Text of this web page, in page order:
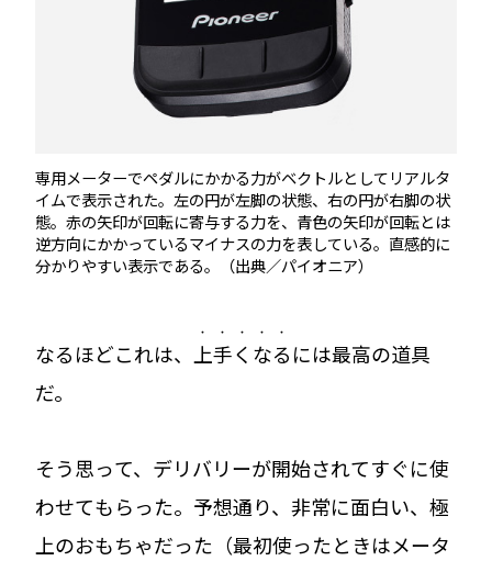
専用メーターでペダルにかかる力がベクトルとしてリアルタ
イムで表示された。左の円が左脚の状態、右の円が右脚の状
態。赤の矢印が回転に寄与する力を、青色の矢印が回転とは
逆方向にかかっているマイナスの力を表している。直感的に
分かりやすい表示である。（出典／パイオニア）
なるほどこれは、 上手くなる
・・・・・
には最高の道具
だ。
そう思って、デリバリーが開始されてすぐに使
わせてもらった。予想通り、非常に面白い、極
上のおもちゃだった（最初使ったときはメータ